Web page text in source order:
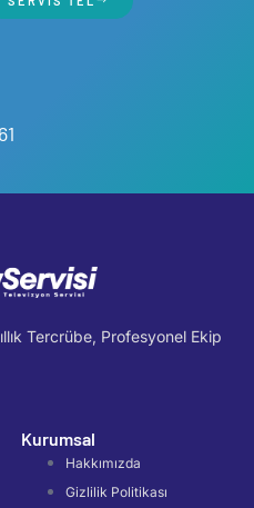
Tercrübe, Profesyonel Ekip
Kurumsal
Hakkımızda
Gizlilik Politikası